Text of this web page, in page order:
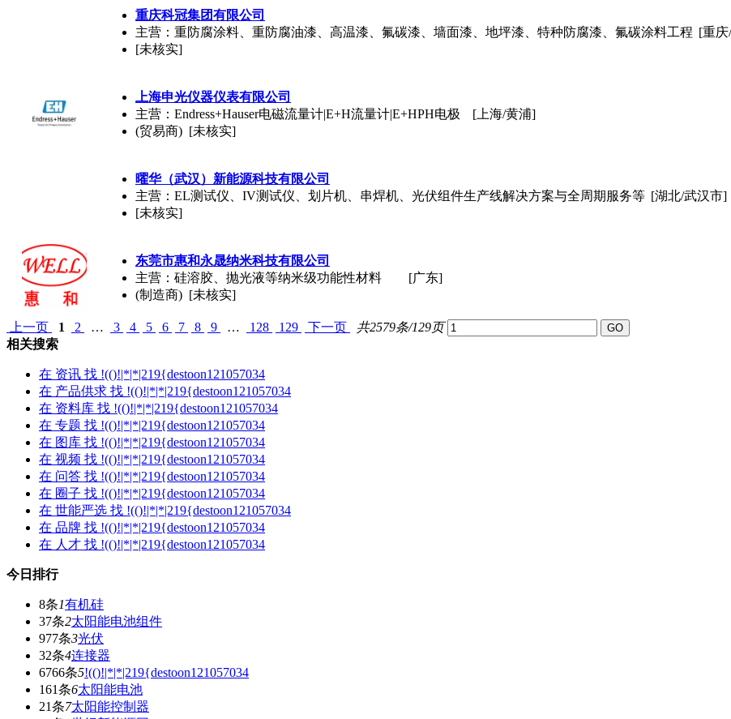
重庆科冠集团有限公司
主营：重防腐涂料、重防腐油漆、高温漆、氟碳漆、墙面漆、地坪漆、特种防腐漆、氟碳涂料工程
[未核实]
[重
上海申光仪器仪表有限公司
主营：Endress+Hauser电磁流量计|E+H流量计|E+HPH电极
(贸易商) [未核实]
[上海/黄浦]
曜华（武汉）新能源科技有限公司
主营：EL测试仪、IV测试仪、划片机、串焊机、光伏组件生产线解决方案与全周期服务等
[未核实]
[湖北/武汉市]
东莞市惠和永晟纳米科技有限公司
主营：硅溶胶、抛光液等纳米级功能性材料
(制造商) [未核实]
[广东]
上一页 1 2 … 3 4 5 6 7 8 9 … 128 129 下一页
共2579条/129页
相关搜索
在 资讯 找 !(()!|*|*|219{destoon121057034
在 产品供求 找 !(()!|*|*|219{destoon121057034
在 资料库 找 !(()!|*|*|219{destoon121057034
在 专题 找 !(()!|*|*|219{destoon121057034
在 图库 找 !(()!|*|*|219{destoon121057034
在 视频 找 !(()!|*|*|219{destoon121057034
在 问答 找 !(()!|*|*|219{destoon121057034
在 圈子 找 !(()!|*|*|219{destoon121057034
在 世能严选 找 !(()!|*|*|219{destoon121057034
在 品牌 找 !(()!|*|*|219{destoon121057034
在 人才 找 !(()!|*|*|219{destoon121057034
今日排行
8条1有机硅
37条2太阳能电池组件
977条3光伏
32条4连接器
6766条5!(()!|*|*|219{destoon121057034
161条6太阳能电池
21条7太阳能控制器